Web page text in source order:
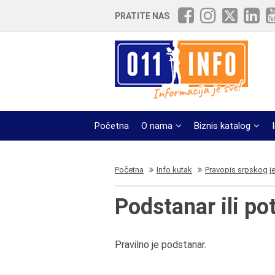
PRATITE NAS
Početna O nama Biznis katalog
Početna Info kutak Pravopis srpskog
Podstanar ili
Pravilno je podstanar.